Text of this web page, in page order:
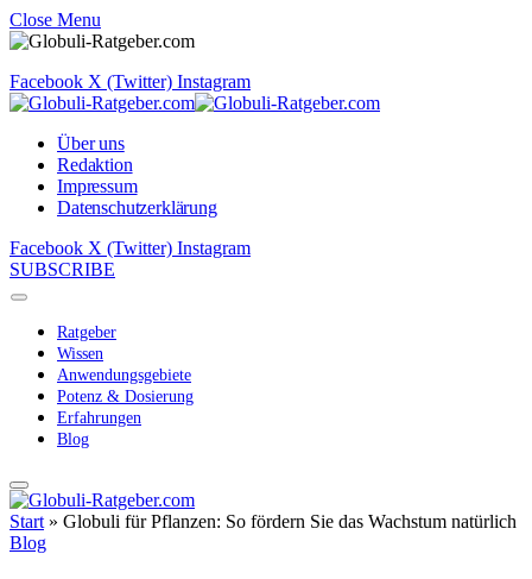
Close Menu
Facebook X (Twitter) Instagram
Über uns
Redaktion
Impressum
Datenschutzerklärung
Facebook X (Twitter) Instagram
SUBSCRIBE
Ratgeber
Wissen
Anwendungsgebiete
Potenz & Dosierung
Erfahrungen
Blog
Start » Globuli für Pflanzen: So fördern Sie das Wachstum natürlich
Blog